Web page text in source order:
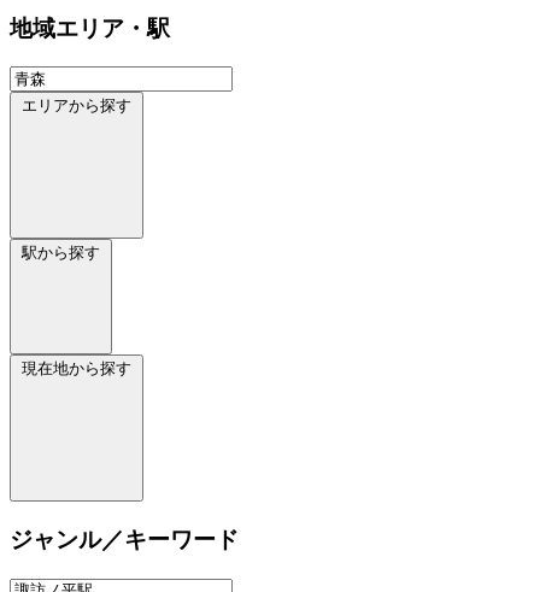
地域エリア・駅
エリアから探す
駅から探す
現在地から探す
ジャンル／キーワード